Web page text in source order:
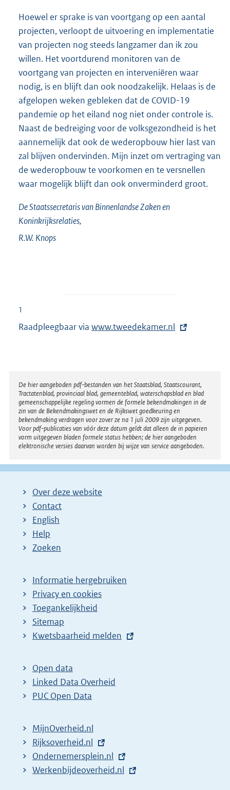
Hoewel er sprake is van voortgang op een aantal
projecten, verloopt de uitvoering en implementatie
van projecten nog steeds langzamer dan ik zou
willen. Het voortdurend monitoren van de
voortgang van projecten en interveniëren waar
nodig, is en blijft dan ook noodzakelijk. Helaas is de
afgelopen weken gebleken dat de COVID-19
pandemie op het eiland nog niet onder controle is.
Naast de bedreiging voor de volksgezondheid is het
aannemelijk dat ook de wederopbouw hier last van
zal blijven ondervinden. Mijn inzet om vertraging van
de wederopbouw te voorkomen en te versnellen
waar mogelijk blijft dan ook onverminderd groot.
De Staatssecretaris van Binnenlandse Zaken en
Koninkrijksrelaties,
R.W. Knops
1
Raadpleegbaar via E
r
n
e
l
i
n
k
www.tweedekamer.nl
Disclaimer
De hier aangeboden pdf-bestanden van het Staatsblad, Staatscourant,
Tractatenblad, provinciaal blad, gemeenteblad, waterschapsblad en blad
gemeenschappelijke regeling vormen de formele bekendmakingen in de
zin van de Bekendmakingswet en de Rijkswet goedkeuring en
bekendmaking verdragen voor zover ze na 1 juli 2009 zijn uitgegeven.
Voor pdf-publicaties van vóór deze datum geldt dat alleen de in papieren
vorm uitgegeven bladen formele status hebben; de hier aangeboden
elektronische versies daarvan worden bij wijze van service aangeboden.
Over deze website
Contact
English
Help
Zoeken
Informatie hergebruiken
Privacy en cookies
Toegankelijkheid
Sitemap
E
t
e
r
l
i
n
k
Kwetsbaarheid melden
Open data
Linked Data Overheid
PUC Open Data
MijnOverheid.nl
E
x
t
Rijksoverheid.nl
E
x
Ondernemersplein.nl
E
Werkenbijdeoverheid.nl